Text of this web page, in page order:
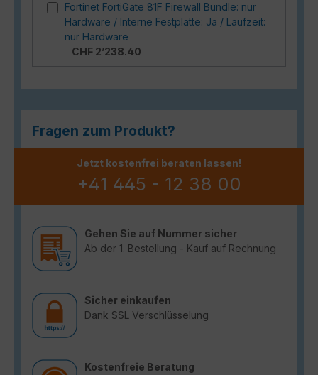
Fortinet FortiGate 81F Firewall Bundle: nur
Hardware / Interne Festplatte: Ja / Laufzeit:
nur Hardware
CHF 2’238.40
Fragen zum Produkt?
Jetzt kostenfrei beraten lassen!
+41 445 - 12 38 00
Gehen Sie auf Nummer sicher
Ab der 1. Bestellung - Kauf auf Rechnung
Sicher einkaufen
Dank SSL Verschlüsselung
Kostenfreie Beratung